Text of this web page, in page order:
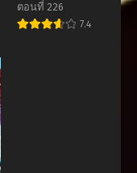
ตอนที่ 226
7.4